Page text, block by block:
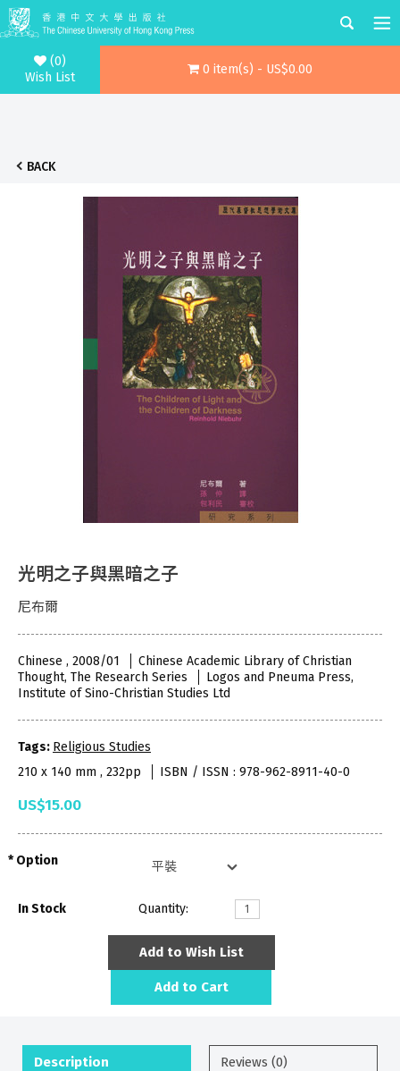
(0)
Wish List
0 item(s) - US$0.00
BACK
光明之子與黑暗之子
尼布爾
Chinese , 2008/01
Chinese Academic Library of Christian
Thought, The Research Series
Logos and Pneuma Press,
Institute of Sino-Christian Studies Ltd
Tags: Religious Studies
210 x 140 mm , 232pp
ISBN / ISSN : 978-962-8911-40-0
US$15.00
Option
In Stock Quantity:
Add to Wish List
Add to Cart
Description Reviews (0)